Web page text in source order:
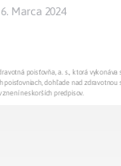
6. Marca 2024
poisťovňa, a. s., ktorá vykonáva
poisťovniach, dohľade nad
neskorších predpisov.